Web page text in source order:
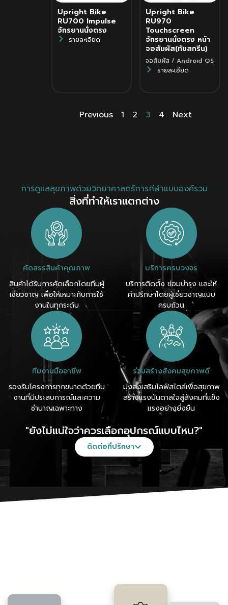
Upright Bike
RU700 Impulse
จักรยานนั่งตรง
รายละเอียด
Upright Bike
RU970
Touchscreen
จักรยานนั่งตรง หน้า
จอสัมผัส(ทัชสกรีน)
จอสัมผัส / Android OS
รายละเอียด
Previous 1 2 3 4 Next
การดูแลสุขภาพด้วยวิทยาศาสตร์การกีฬาแบบองค์รวม
สิ่งที่ทำให้เราแตกต่าง
คัดสรรสินค้าคุณภาพ
สินค้าได้รับการคัดเลือกโดยทีมผู้
เชี่ยวชาญ เพื่อให้เหมาะกับการใช้
งานในทุกระดับ
บริการครบวงจร
บริการติดตั้ง ซ่อมบำรุง และให้
คำปรึกษาโดยผู้เชี่ยวชาญแบบ
ครบถ้วน
ทีมงานมืออาชีพ
รองรับโครงการทุกขนาดด้วยทีม
งานที่มีประสบการณ์และความ
ชำนาญเฉพาะทาง
ร่วมสร้างสังคมสุขภาพดี
มุ่งส่งเสริมไลฟ์สไตล์เพื่อสุขภาพ
สร้างแรงบันดาลใจสู่สังคมที่แข็ง
แรงอย่างยั่งยืน
"ยังไม่แน่ใจว่าควรเลือกอุปกรณ์แบบไหน?"
ติดต่อที่ปรึกษา